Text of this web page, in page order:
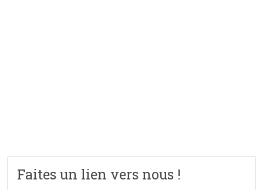
Faites un lien vers nous !